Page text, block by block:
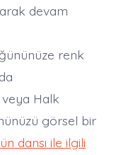
devam
renk
veya Halk
görsel bir
dansı ile ilgili